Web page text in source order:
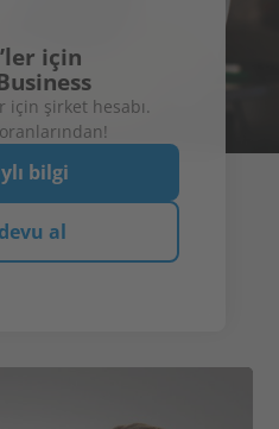
2,90'a
Mevduat
Cüzdanı
Yeni
faiz*
için
için şirket hesabı.
bilgi
al
bilgi